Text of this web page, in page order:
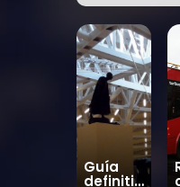
Guía
definitiv